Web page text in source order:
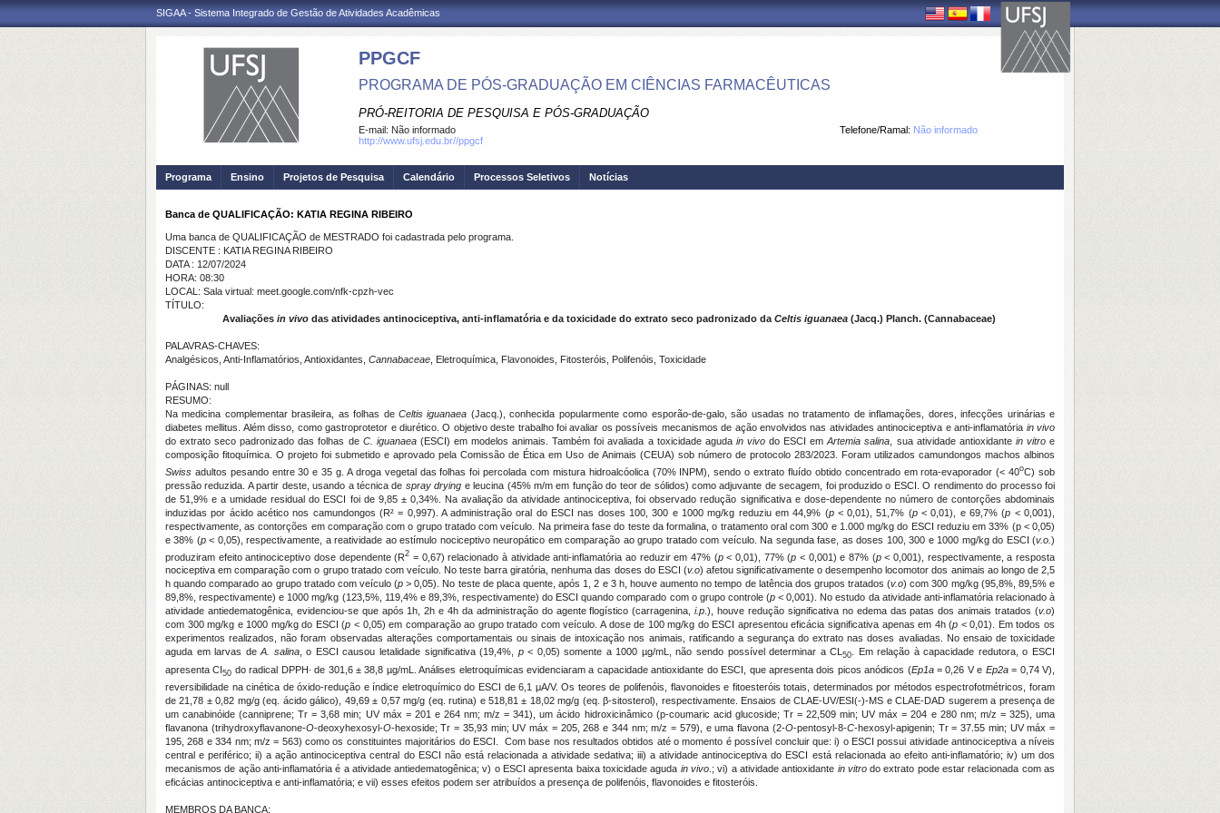
SIGAA - Sistema Integrado de Gestão de Atividades Acadêmicas
PPGCF
PROGRAMA DE PÓS-GRADUAÇÃO EM CIÊNCIAS FARMACÊUTICAS
PRÓ-REITORIA DE PESQUISA E PÓS-GRADUAÇÃO
Telefone/Ramal: Não informado
E-mail: Não informado
http://www.ufsj.edu.br//ppgcf
Programa Ensino Projetos de Pesquisa Calendário Processos Seletivos Notícias
Banca de QUALIFICAÇÃO: KATIA REGINA RIBEIRO
Uma banca de QUALIFICAÇÃO de MESTRADO foi cadastrada pelo programa.
DISCENTE : KATIA REGINA RIBEIRO
DATA : 12/07/2024
HORA: 08:30
LOCAL: Sala virtual: meet.google.com/nfk-cpzh-vec
TÍTULO:
Avaliações in vivodas atividades antinociceptiva, anti-inflamatória e da toxicidade do extrato seco padronizado da Celtis iguanaea(Jacq.) Planch. (Cannabaceae)
PALAVRAS-CHAVES:
Analgésicos, Anti-Inflamatórios, Antioxidantes, Cannabaceae , Eletroquímica, Flavonoides, Fitosteróis, Polifenóis, Toxicidade
PÁGINAS: null
RESUMO:
Na medicina complementar brasileira, as folhas deCeltis iguanaea (Jacq.), conhecida popularmente como esporão-de-galo, são usadas no tratamento de inflamações, dores, infecções urinárias e
diabetes mellitus. Além disso, como gastroprotetor e diurético. O objetivo deste trabalho foi avaliar os possíveis mecanismos de ação envolvidos nas atividades antinociceptiva e anti-inflamatória in vivo
do extrato seco padronizado das folhas de C. iguanaea (ESCI) em modelos animais. Também foi avaliada a toxicidade aguda in vivodo ESCI emArtemia salina , sua atividade antioxidante in vitroe
composição fitoquímica. O projeto foi submetido e aprovado pela Comissão de Ética em Uso de Animais (CEUA) sob número de protocolo 283/2023. Foram utilizados camundongos machos albinos
Swiss adultos pesando entre 30 e 35 g. A droga vegetal das folhas foi percolada com mistura hidroalcóolica (70% INPM), sendo o extrato fluído obtido concentrado em rota-evaporador (< 40oC) sob
pressão reduzida. A partir deste, usando a técnica de spray drying e leucina (45% m/m em função do teor de sólidos) como adjuvante de secagem, foi produzido o ESCI. O rendimento do processo foi
de 51,9% e a umidade residual do ESCI foi de 9,85 ± 0,34%. Na avaliação da atividade antinociceptiva, foi observado redução significativa e dose-dependente no número de contorções abdominais
induzidas por ácido acético nos camundongos (R² = 0,997). A administração oral do ESCI nas doses 100, 300 e 1000 mg/kg reduziu em 44,9% (p< 0,01), 51,7% (p< 0,01), e 69,7% (p < 0,001),
respectivamente, as contorções em comparação com o grupo tratado com veículo. Na primeira fase do teste da formalina, o tratamento oral com 300 e 1.000 mg/kg do ESCI reduziu em 33% (p < 0,05)
e 38% (p< 0,05), respectivamente, a reatividade ao estímulo nociceptivo neuropático em comparação ao grupo tratado com veículo. Na segunda fase, as doses 100, 300 e 1000 mg/kg do ESCI (v.o.)
produziram efeito antinociceptivo dose dependente (R2 = 0,67) relacionado à atividade anti-inflamatória ao reduzir em 47% (p< 0,01), 77% (p < 0,001) e 87% (p< 0,001), respectivamente, a resposta
nociceptiva em comparação com o grupo tratado com veículo. No teste barra giratória, nenhuma das doses do ESCI (v.o) afetou significativamente o desempenho locomotor dos animais ao longo de 2,5
h quando comparado ao grupo tratado com veículo (p > 0,05). No teste de placa quente, após 1, 2 e 3 h, houve aumento no tempo de latência dos grupos tratados (v.o) com 300 mg/kg (95,8%, 89,5% e
89,8%, respectivamente) e 1000 mg/kg (123,5%, 119,4% e 89,3%, respectivamente) do ESCI quando comparado com o grupo controle (p < 0,001). No estudo da atividade anti-inflamatória relacionado à
atividade antiedematogênica, evidenciou-se que após 1h, 2h e 4h da administração do agente flogístico (carragenina,i.p .), houve redução significativa no edema das patas dos animais tratados (v.o)
com 300 mg/kg e 1000 mg/kg do ESCI (p < 0,05) em comparação ao grupo tratado com veículo. A dose de 100 mg/kg do ESCI apresentou eficácia significativa apenas em 4h (p < 0,01). Em todos os
experimentos realizados, não foram observadas alterações comportamentais ou sinais de intoxicação nos animais, ratificando a segurança do extrato nas doses avaliadas. No ensaio de toxicidade
aguda em larvas deA. salina, o ESCI causou letalidade significativa (19,4%, p< 0,05) somente a 1000 µg/mL, não sendo possível determinar a CL50
. Em relação à capacidade redutora, o ESCI
apresenta CI50 do radical DPPH· de 301,6 ± 38,8 µg/mL. Análises eletroquímicas evidenciaram a capacidade antioxidante do ESCI, que apresenta dois picos anódicos (Ep1a= 0,26 V e Ep2a= 0,74 V),
reversibilidade na cinética de óxido-redução e índice eletroquímico do ESCI de 6,1 μA/V. Os teores de polifenóis, flavonoides e fitoesteróis totais, determinados por métodos espectrofotmétricos, foram
de 21,78 ± 0,82 mg/g (eq. ácido gálico), 49,69 ± 0,57 mg/g (eq. rutina) e 518,81 ± 18,02 mg/g (eq. β-sitosterol), respectivamente. Ensaios de CLAE-UV/ESI(-)-MS e CLAE-DAD sugerem a presença de
um canabinóide (canniprene; Tr = 3,68 min; UV máx = 201 e 264 nm; m/z = 341), um ácido hidroxicinâmico (p-coumaric acid glucoside; Tr = 22,509 min; UV máx = 204 e 280 nm; m/z = 325), uma
flavanona (trihydroxyflavanone-O-deoxyhexosyl-O-hexoside; Tr = 35,93 min; UV máx = 205, 268 e 344 nm; m/z = 579), e uma flavona (2-O-pentosyl-8-C-hexosyl-apigenin; Tr = 37.55 min; UV máx =
195, 268 e 334 nm; m/z = 563) como os constituintes majoritários do ESCI. Com base nos resultados obtidos até o momento é possível concluir que: i) o ESCI possui atividade antinociceptiva a níveis
central e periférico; ii) a ação antinociceptiva central do ESCI não está relacionada a atividade sedativa; iii) a atividade antinociceptiva do ESCI está relacionada ao efeito anti-inflamatório; iv) um dos
mecanismos de ação anti-inflamatória é a atividade antiedematogênica; v) o ESCI apresenta baixa toxicidade aguda in vivo.; vi) a atividade antioxidante in vitrodo extrato pode estar relacionada com as
eficácias antinociceptiva e anti-inflamatória; e vii) esses efeitos podem ser atribuídos a presença de polifenóis, flavonoides e fitosteróis.
MEMBROS DA BANCA: